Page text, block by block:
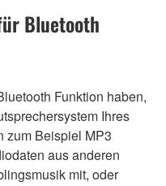
Bluetooth
Funktion haben,
Ihres
zum Beispiel MP3
aus anderen
mit, oder